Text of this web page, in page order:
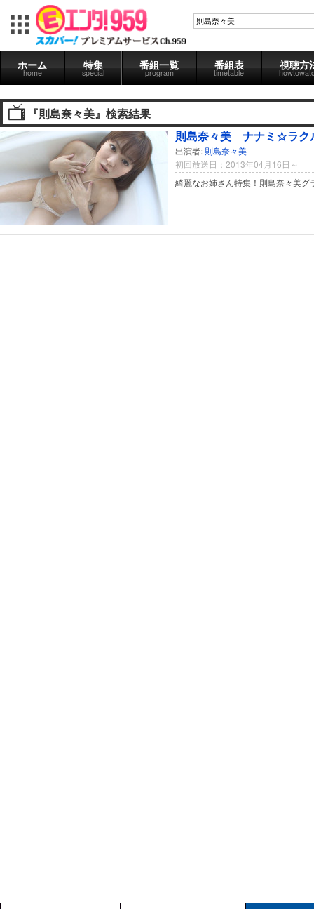
ホーム
home
特集
special
番組一覧
program
番組表
timetable
視聴方
『則島奈々美』検索結果
則島奈々美 ナナミ☆ラク
出演者: 則島奈々美
初回放送日：2013年04月16日～
綺麗なお姉さん特集！則島奈々美グ